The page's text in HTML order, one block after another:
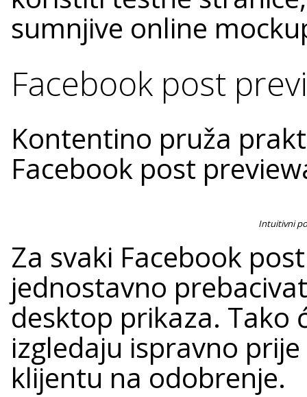
sumnjive online
Facebook post
Kontentino pruža
Facebook post
Intuitivni
Za svaki Facebook
jednostavno
desktop prikaza. Tako
izgledaju ispravno
klijentu na odobrenje.